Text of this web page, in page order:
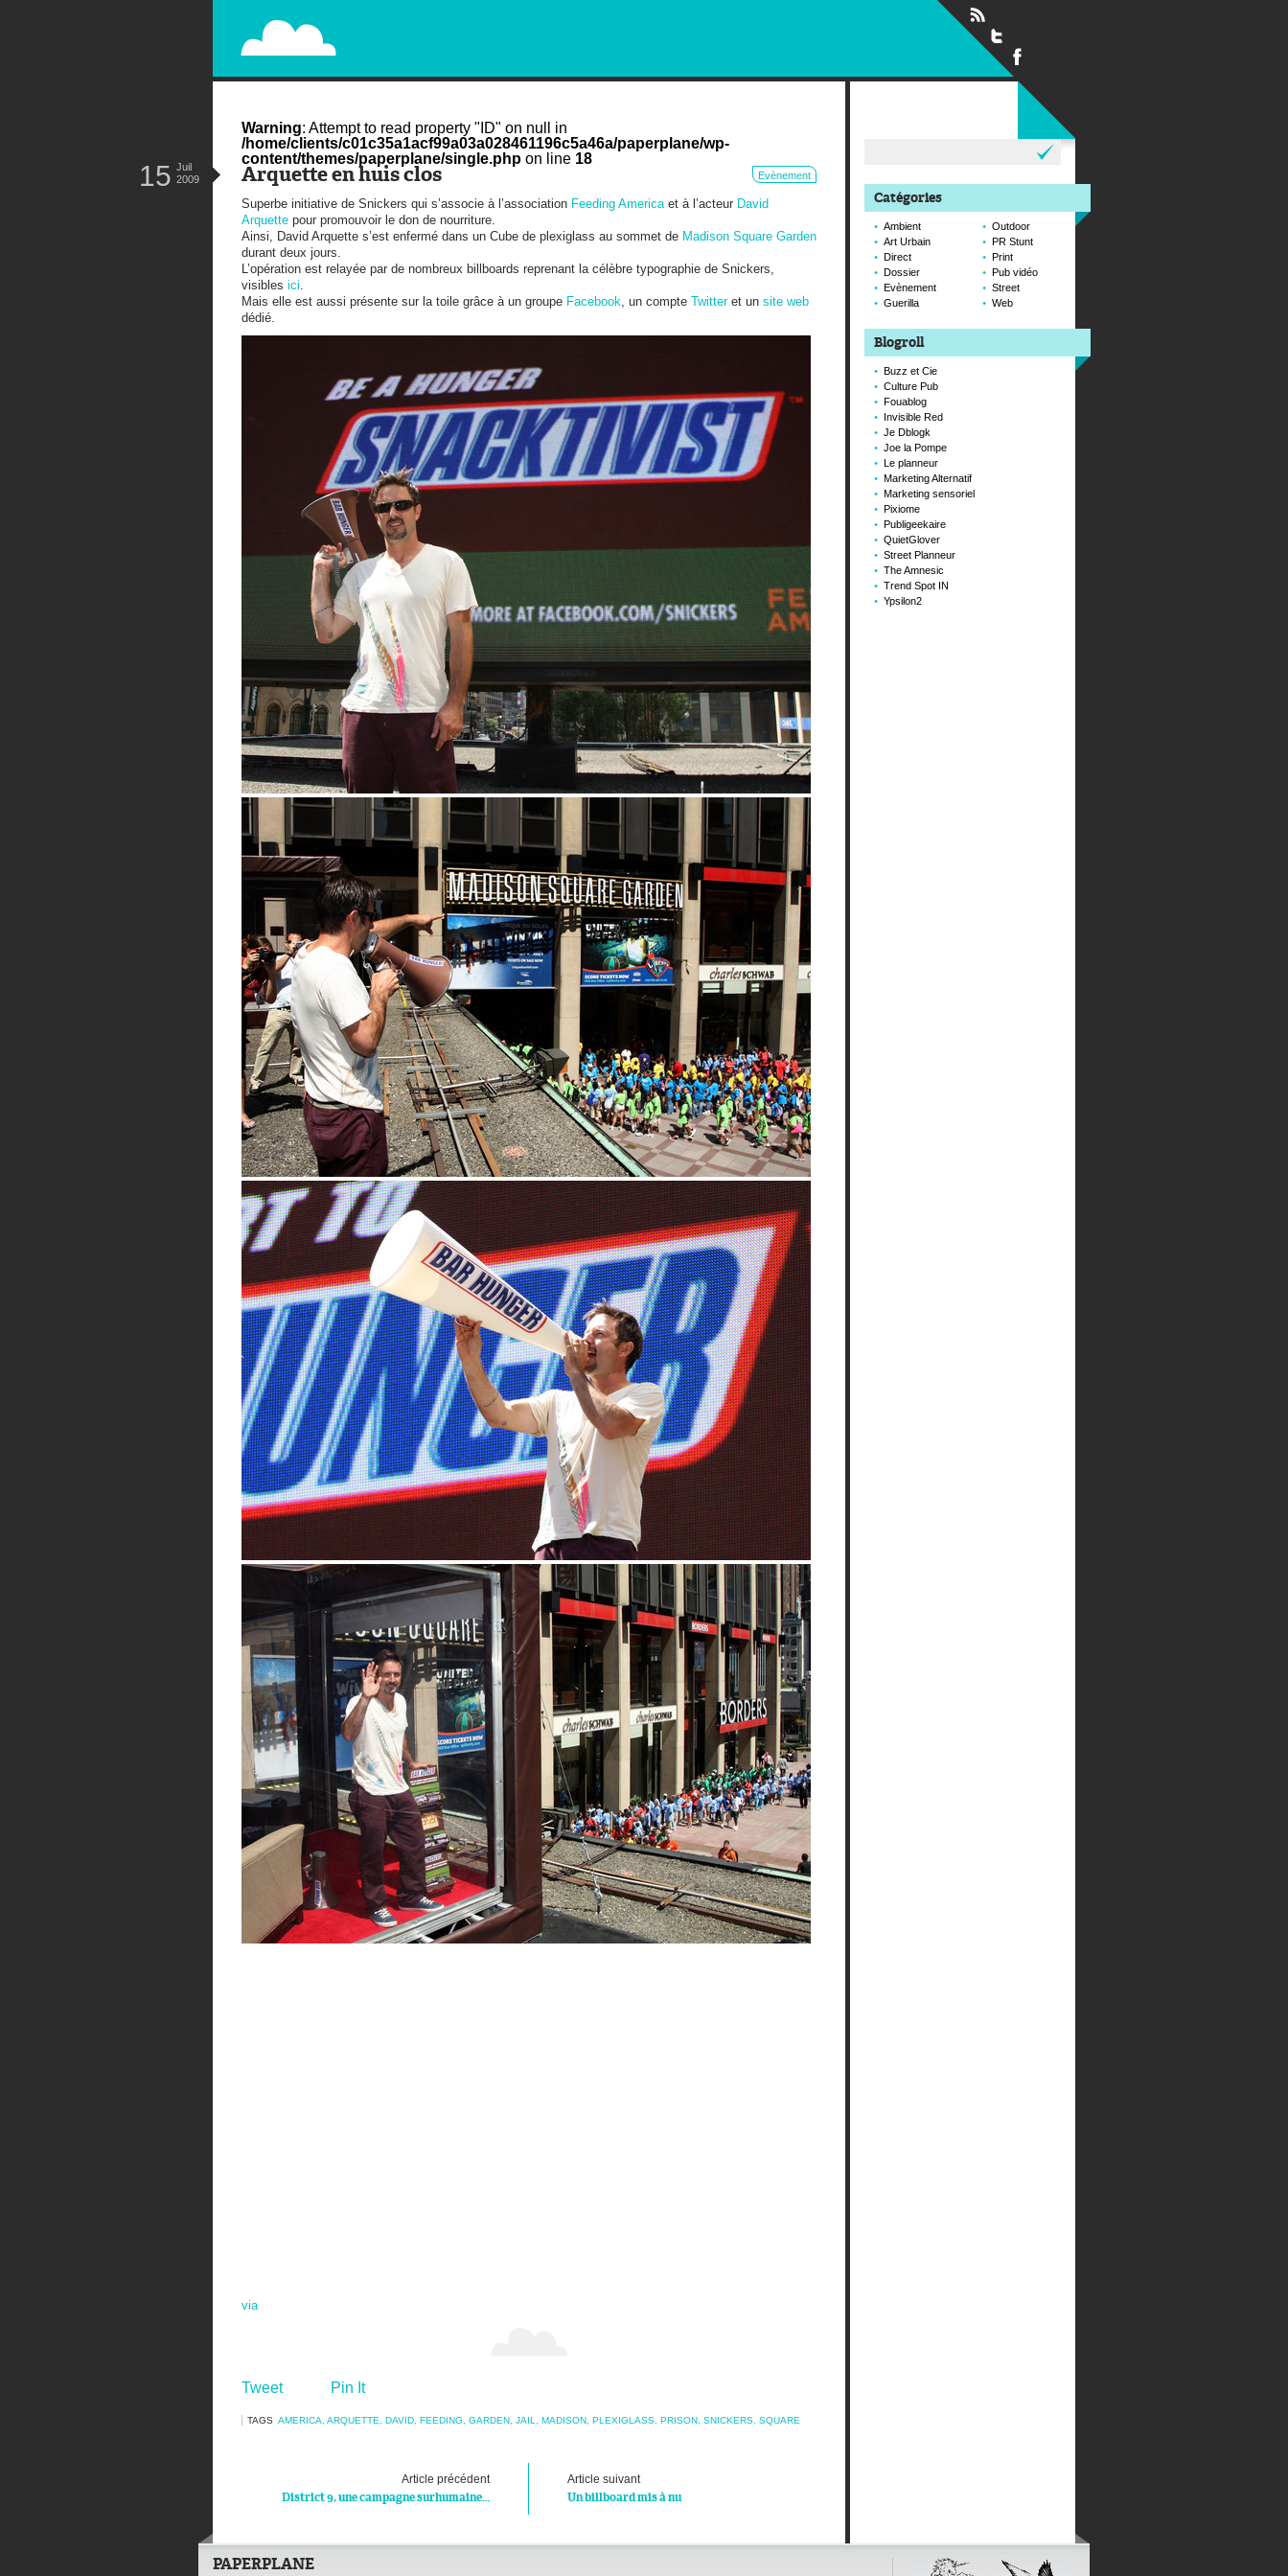
PAPERPLANE
STREET, AMBIENT, GUÉRILLA MARKETING AND OUT OF HOME
Warning: Attempt to read property "ID" on null in
/home/clients/c01c35a1acf99a03a028461196c5a46a/paperplane/wp-
content/themes/paperplane/single.php on line 18
Arquette en huis clos Evènement
15 Juil
2009
Superbe initiative de Snickers qui s’associe à l’association Feeding America et à l’acteur David
Arquette pour promouvoir le don de nourriture.
Ainsi, David Arquette s’est enfermé dans un Cube de plexiglass au sommet de Madison Square Garden
durant deux jours.
L’opération est relayée par de nombreux billboards reprenant la célèbre typographie de Snickers,
visibles ici
Mais elle est aussi présente sur la toile grâce à un groupe Facebook , un compte Twitteret un site web
dédié.
via
Tweet Pin It
TAGS AMERICA ARQUETTE DAVID FEEDING GARDEN JAIL MADISON PLEXIGLASS PRISON SNICKERS SQUARE
Article précédent
District 9, une campagne surhumaine…
Article suivant
Un billboard mis à nu
Catégories
Ambient
Art Urbain
Direct
Dossier
Evènement
Guerilla
Outdoor
PR Stunt
Print
Pub vidéo
Street
Web
Blogroll
Buzz et Cie
Culture Pub
Fouablog
Invisible Red
Je Dblogk
Joe la Pompe
Le planneur
Marketing Alternatif
Marketing sensoriel
Pixiome
Publigeekaire
QuietGlover
Street Planneur
The Amnesic
Trend Spot IN
Ypsilon2
PAPERPLANE